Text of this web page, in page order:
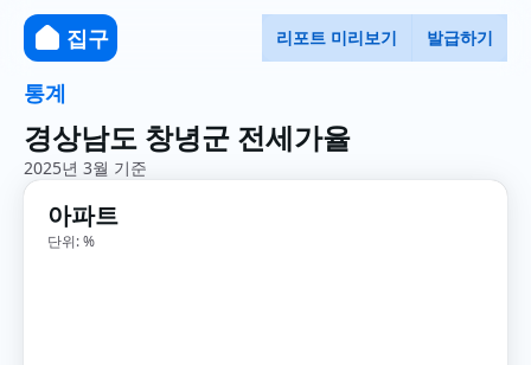
집구 리포트 미리보기 발급하기
통계
경상남도 창녕군 전세가율
2025년 3월 기준
아파트
단위: %